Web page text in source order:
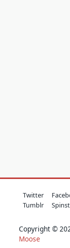
Twitter
Tumblr
Copyright ©
Moose